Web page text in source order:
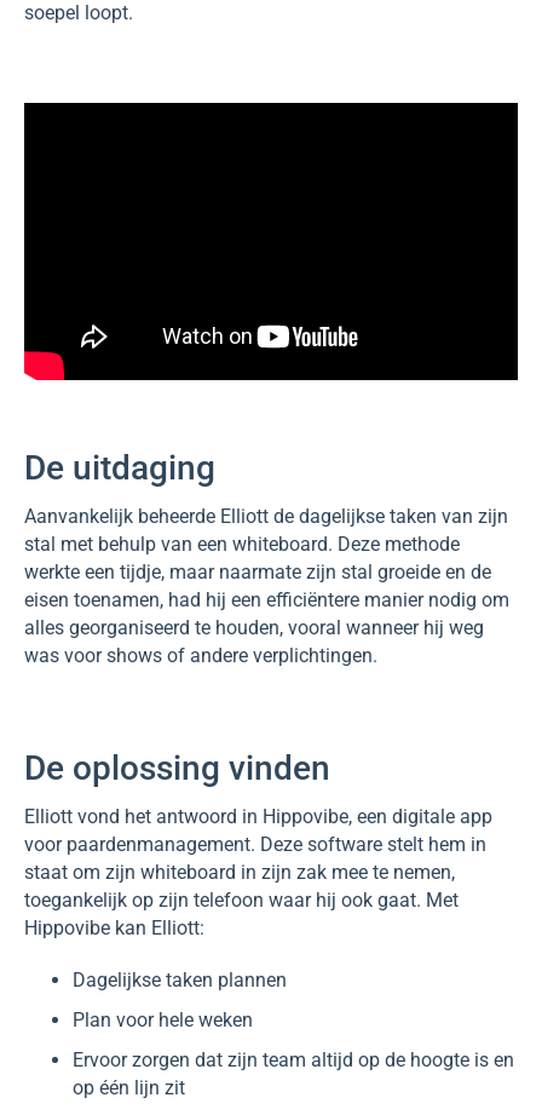
soepel loopt.
De uitdaging
Aanvankelijk beheerde Elliott de dagelijkse taken van zijn
stal met behulp van een whiteboard. Deze methode
werkte een tijdje, maar naarmate zijn stal groeide en de
eisen toenamen, had hij een efficiëntere manier nodig om
alles georganiseerd te houden, vooral wanneer hij weg
was voor shows of andere verplichtingen.
De oplossing vinden
Elliott vond het antwoord in Hippovibe, een digitale app
voor paardenmanagement. Deze software stelt hem in
staat om zijn whiteboard in zijn zak mee te nemen,
toegankelijk op zijn telefoon waar hij ook gaat. Met
Hippovibe kan Elliott:
Dagelijkse taken plannen
Plan voor hele weken
Ervoor zorgen dat zijn team altijd op de hoogte is en
op één lijn zit